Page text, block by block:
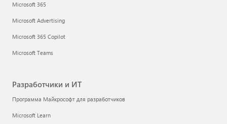
Microsoft 365
Microsoft Advertising
Microsoft 365 Copilot
Microsoft Teams
Разработчики и ИТ
Программа Майкрософт для разработчиков
Microsoft Learn